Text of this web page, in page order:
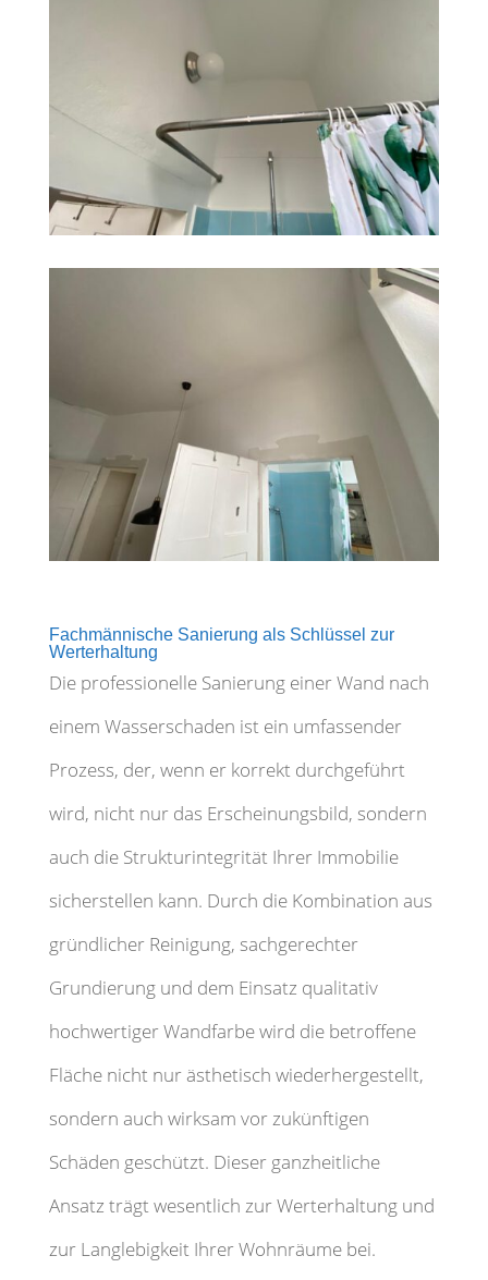
Fachmännische Sanierung als Schlüssel zur
Werterhaltung
Die professionelle Sanierung einer Wand nach
einem Wasserschaden ist ein umfassender
Prozess, der, wenn er korrekt durchgeführt
wird, nicht nur das Erscheinungsbild, sondern
auch die Strukturintegrität Ihrer Immobilie
sicherstellen kann. Durch die Kombination aus
gründlicher Reinigung, sachgerechter
Grundierung und dem Einsatz qualitativ
hochwertiger Wandfarbe wird die betroffene
Fläche nicht nur ästhetisch wiederhergestellt,
sondern auch wirksam vor zukünftigen
Schäden geschützt. Dieser ganzheitliche
Ansatz trägt wesentlich zur Werterhaltung und
zur Langlebigkeit Ihrer Wohnräume bei.